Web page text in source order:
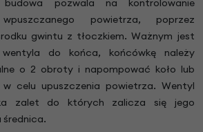
budowa pozwala na kontrolowanie
powietrza, poprzez
gwintu z tłoczkiem. Ważnym jest
do końca, końcówkę należy
o 2 obroty i napompować koło lub
celu upuszczenia powietrza. Wentyl
zalet do których zalicza się jego
średnica.